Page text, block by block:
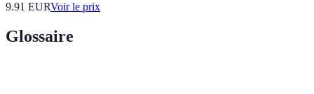
9.91 EURVoir le prix
Glossaire